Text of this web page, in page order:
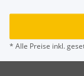
* Alle Preise inkl.